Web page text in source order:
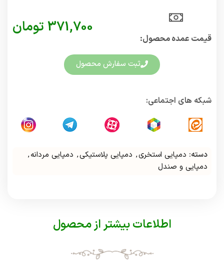
قیمت عمده محصول:​
371,700 تومان
ثبت سفارش محصول
شبکه های اجتماعی:
دسته: دمپایی استخری, دمپایی پلاستیکی, دمپایی مردانه,
دمپایی و صندل
اطلاعات بیشتر از محصول